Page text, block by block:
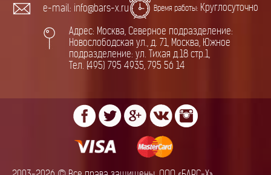
e-mail: info@bars-x.ru Время работы: Круглосуточно
Адрес: Москва, Северное подразделение:
Новослободская ул., д. 71, Москва, Южное
подразделение: ул. Тихая д.18 стр.1,
Тел. (495) 795 4935, 795 56 14